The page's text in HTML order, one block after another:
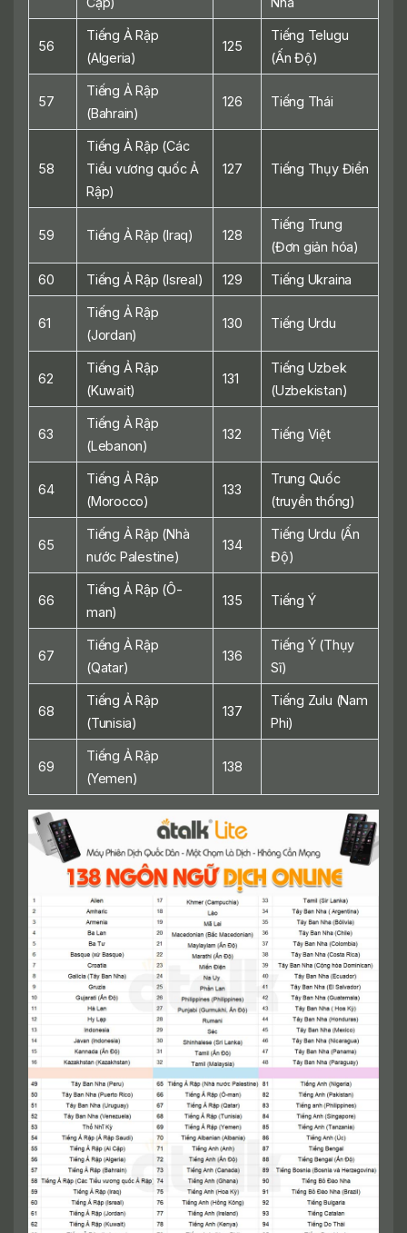
56
Tiếng Ả Rập
(Algeria)
125
Tiếng Telugu
(Ấn Độ)
57
Tiếng Ả Rập
(Bahrain)
126 Tiếng Thái
58
Tiếng Ả Rập (Các
Tiểu vương quốc Ả
Rập)
127 Tiếng Thụy Điển
59 Tiếng Ả Rập (Iraq) 128
Tiếng Trung
(Đơn giản hóa)
60 Tiếng Ả Rập (Isreal) 129 Tiếng Ukraina
61
Tiếng Ả Rập
(Jordan)
130 Tiếng Urdu
62
Tiếng Ả Rập
(Kuwait)
131
Tiếng Uzbek
(Uzbekistan)
63
Tiếng Ả Rập
(Lebanon)
132 Tiếng Việt
64
Tiếng Ả Rập
(Morocco)
133
Trung Quốc
(truyền thống)
65
Tiếng Ả Rập (Nhà
nước Palestine)
134
Tiếng Urdu (Ấn
Độ)
66
Tiếng Ả Rập (Ô-
man)
135 Tiếng Ý
67
Tiếng Ả Rập
(Qatar)
136
Tiếng Ý (Thụy
Sĩ)
68
Tiếng Ả Rập
(Tunisia)
137
Tiếng Zulu (Nam
Phi)
69
Tiếng Ả Rập
(Yemen)
138